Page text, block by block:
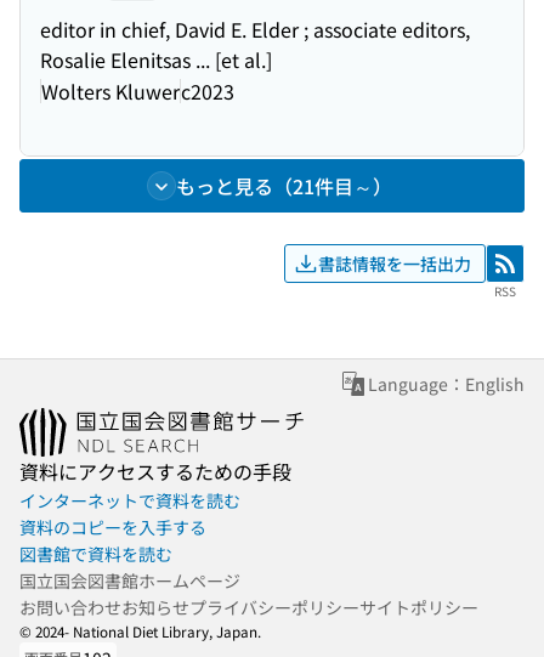
editor in chief, David E. Elder ; associate editors,
Rosalie Elenitsas ... [et al.]
Wolters Kluwerc2023
もっと見る（21件目～）
書誌情報を一括出力 RSS
RSS
Language：English
資料にアクセスするための手段
インターネットで資料を読む
資料のコピーを入手する
図書館で資料を読む
国立国会図書館ホームページ
お問い合わせお知らせプライバシーポリシーサイトポリシー
© 2024- National Diet Library, Japan.